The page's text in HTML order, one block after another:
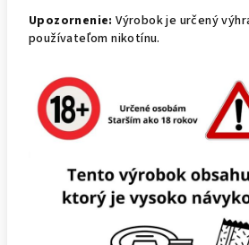
Upozornenie: Výrobok je určený
používateľom nikotínu.